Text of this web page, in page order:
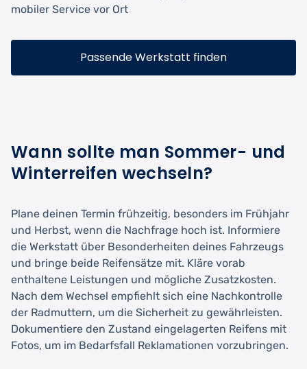
mobiler Service vor Ort
Passende Werkstatt finden
Wann sollte man Sommer- und
Winterreifen wechseln?
Plane deinen Termin frühzeitig, besonders im Frühjahr
und Herbst, wenn die Nachfrage hoch ist. Informiere
die Werkstatt über Besonderheiten deines Fahrzeugs
und bringe beide Reifensätze mit. Kläre vorab
enthaltene Leistungen und mögliche Zusatzkosten.
Nach dem Wechsel empfiehlt sich eine Nachkontrolle
der Radmuttern, um die Sicherheit zu gewährleisten.
Dokumentiere den Zustand eingelagerten Reifens mit
Fotos, um im Bedarfsfall Reklamationen vorzubringen.